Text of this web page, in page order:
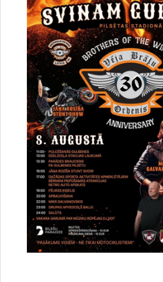
37. Par dzīvokļa īpašuma Skolas iela 5
Gulbenes novadā, pircēja
Lejupielādēt:
Lēmums
38.Par dzīvokļa īpašuma Skolas iela 5
Gulbenes novadā, pircēja apstiprināšanu
Lejupielādēt:
Lēmums
39. Par dzīvokļa īpašuma Kļavkalnu
Beļavas pagastā, Gulbenes novadā,
Lejupielādēt:
Lēmums
40.Par dzīvokļa īpašuma “Kartona
Gaujasrēveļos, Rankas pagastā,
apstiprināšanu